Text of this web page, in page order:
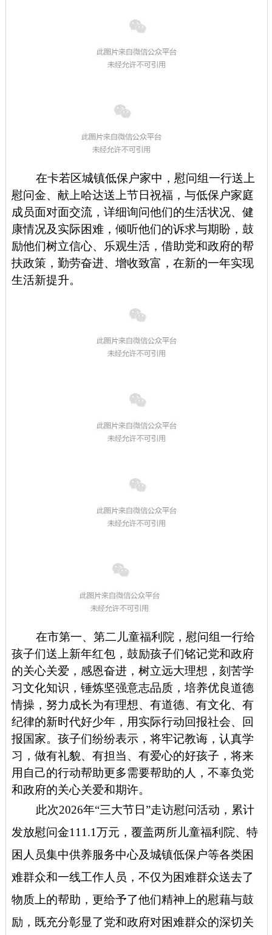
在卡若区城镇低保户家中，慰问组一行送上
慰问金、献上哈达送上节日祝福，与低保户家庭
成员面对面交流，详细询问他们的生活状况、健
康情况及实际困难，倾听他们的诉求与期盼，鼓
励他们树立信心、乐观生活，借助党和政府的帮
扶政策，勤劳奋进、增收致富，在新的一年实现
生活新提升。
在市第一、第二儿童福利院，慰问组一行给
孩子们送上新年红包，鼓励孩子们铭记党和政府
的关心关爱，感恩奋进，树立远大理想，刻苦学
习文化知识，锤炼坚强意志品质，培养优良道德
情操，努力成长为有理想、有道德、有文化、有
纪律的新时代好少年，用实际行动回报社会、回
报国家。孩子们纷纷表示，将牢记教诲，认真学
习，做有礼貌、有担当、有爱心的好孩子，将来
用自己的行动帮助更多需要帮助的人，不辜负党
和政府的关心关爱和期许。
此次2026年“三大节日”走访慰问活动，累计
发放慰问金111.1万元，覆盖两所儿童福利院、特
困人员集中供养服务中心及城镇低保户等各类困
难群众和一线工作人员，不仅为困难群众送去了
物质上的帮助，更给予了他们精神上的慰藉与鼓
励，既充分彰显了党和政府对困难群众的深切关